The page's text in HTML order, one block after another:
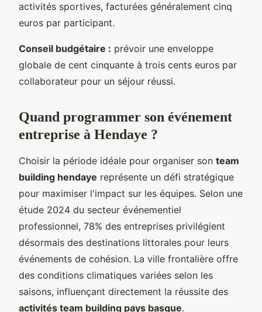
activités sportives, facturées généralement cinq
euros par participant.
Conseil budgétaire : prévoir une enveloppe
globale de cent cinquante à trois cents euros par
collaborateur pour un séjour réussi.
Quand programmer son événement
entreprise à Hendaye ?
Choisir la période idéale pour organiser son team
building hendaye représente un défi stratégique
pour maximiser l'impact sur les équipes. Selon une
étude 2024 du secteur événementiel
professionnel, 78% des entreprises privilégient
désormais des destinations littorales pour leurs
événements de cohésion. La ville frontalière offre
des conditions climatiques variées selon les
saisons, influençant directement la réussite des
activités team building pays basque.